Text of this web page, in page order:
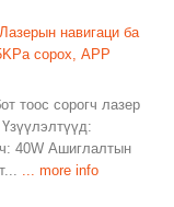
навигаци ба
сорох, APP
тоос сорогч лазер
40W Ашиглалтын
... more info